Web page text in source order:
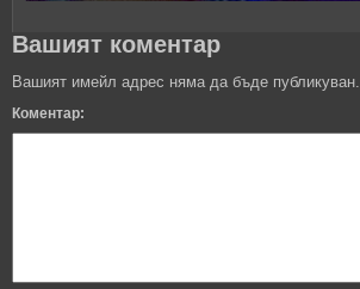
Вашият коментар
Вашият имейл адрес няма да бъде публикуван.
Коментар: